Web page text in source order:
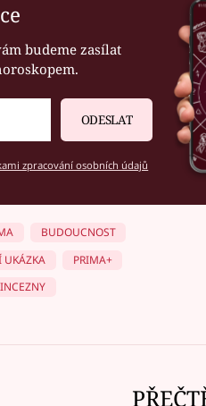
budeme zasílat
ODESLAT
zpracování osobních údajů
BUDOUCNOST
UKÁZKA
PRIMA+